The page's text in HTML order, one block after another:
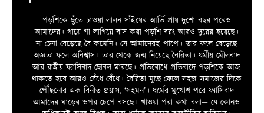
পড়শিকে ছুঁতে চাওয়া লালন সাঁইয়ের আর্তি প্রায় দুশো বছর পরেও
আমাদের। গায়ে গা লাগিয়ে বাস করা পড়শি বরং আরও দুরের হয়েছে।
না-চেনা বেড়েছে বৈ কমেনি। সে আমাদেরই পাপে। তার ফলে বেড়েছে
অজ্ঞতা ফলে অবিশ্বাস। তার থেকে জন্ম নিয়েছে বৈরিতা। ধর্মীয় মৌলবাদ
আর রাষ্ট্রীয় ফ্যাসিবাদ ছোবল মারছে। প্রতিরোধে প্রতিবাদে পড়শিকে আজ
থাকতে হবে আরও বেঁধে বেঁধে। বৈরিতা মুছে ফেলে সহজ সমাজের দিকে
পৌঁছনোর এক বিনীত প্রয়াস, ‘সহমন’। ধর্মের মুখোশ পরে ফ্যাসিবাদ
আমাদের ঘাড়ের ওপর চেপে বসছে। খাওয়া পরা কথা বলা—­­ যে কোনও